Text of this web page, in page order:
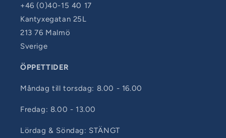
+46 (0)40-15 40 17
Kantyxegatan 25L
213 76 Malmö
Sverige
ÖPPETTIDER
Måndag till torsdag: 8.00 - 16.00
Fredag: 8.00 - 13.00
Lördag & Söndag: STÄNGT